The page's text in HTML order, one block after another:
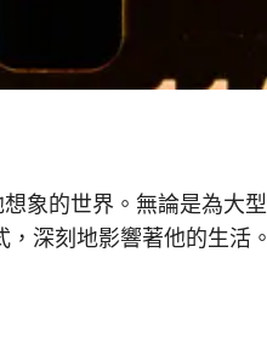
象的世界。無論是為大型
深刻地影響著他的生活。